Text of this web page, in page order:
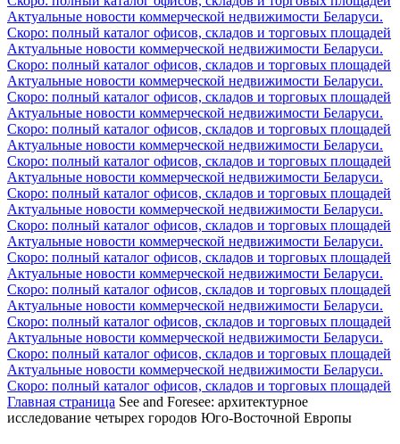
Актуальные новости коммерческой недвижимости Беларуси.
Скоро: полный каталог офисов, складов и торговых площадей
Актуальные новости коммерческой недвижимости Беларуси.
Скоро: полный каталог офисов, складов и торговых площадей
Актуальные новости коммерческой недвижимости Беларуси.
Скоро: полный каталог офисов, складов и торговых площадей
Актуальные новости коммерческой недвижимости Беларуси.
Скоро: полный каталог офисов, складов и торговых площадей
Актуальные новости коммерческой недвижимости Беларуси.
Скоро: полный каталог офисов, складов и торговых площадей
Актуальные новости коммерческой недвижимости Беларуси.
Скоро: полный каталог офисов, складов и торговых площадей
Актуальные новости коммерческой недвижимости Беларуси.
Скоро: полный каталог офисов, складов и торговых площадей
Актуальные новости коммерческой недвижимости Беларуси.
Скоро: полный каталог офисов, складов и торговых площадей
Актуальные новости коммерческой недвижимости Беларуси.
Скоро: полный каталог офисов, складов и торговых площадей
Актуальные новости коммерческой недвижимости Беларуси.
Скоро: полный каталог офисов, складов и торговых площадей
Актуальные новости коммерческой недвижимости Беларуси.
Скоро: полный каталог офисов, складов и торговых площадей
Актуальные новости коммерческой недвижимости Беларуси.
Скоро: полный каталог офисов, складов и торговых площадей
Главная страница See and Foresee: архитектурное
исследование четырех городов Юго-Восточной Европы